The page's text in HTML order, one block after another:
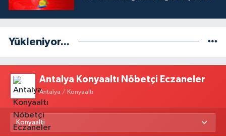
Yükleniyor...
Antalya Konyaaltı Nöbetçi Eczaneler
Antalya / Konyaaltı